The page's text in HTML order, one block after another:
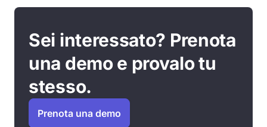
Sei interessato? Prenota
una demo e provalo tu
stesso.
Prenota una demo